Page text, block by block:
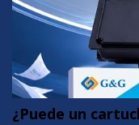
¿Puede un